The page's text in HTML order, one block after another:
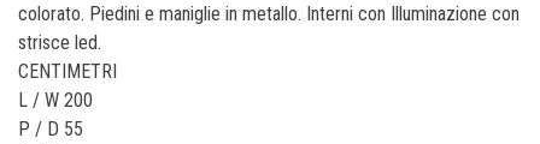
colorato. Piedini e maniglie in metallo. Interni con Illuminazione con
strisce led.
CENTIMETRI
L / W 200
P / D 55